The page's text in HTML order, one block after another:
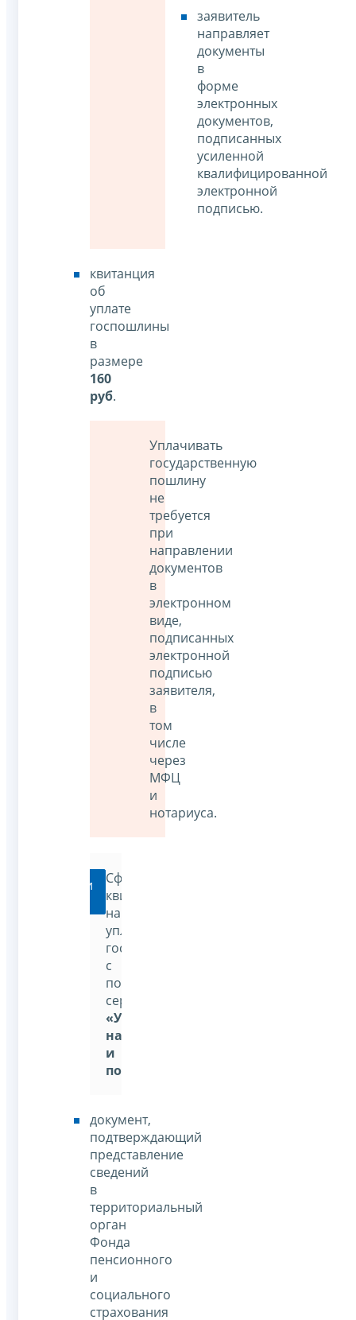
заявитель
направляет
документы
в
форме
электронных
документов,
подписанных
усиленной
квалифицированной
электронной
подписью.
квитанция
об
уплате
госпошлины
в
размере
160
руб.
Уплачивать
государственную
пошлину
не
требуется
при
направлении
документов
в
электронном
виде,
подписанных
электронной
подписью
заявителя,
в
том
числе
через
МФЦ
и
нотариуса.
Перейти
Сформировать
квитанцию
на
уплату
госпошлины
с
помощью
сервиса:
«Уплата
налогов
и
пошлин»
документ,
подтверждающий
представление
сведений
в
территориальный
орган
Фонда
пенсионного
и
социального
страхования